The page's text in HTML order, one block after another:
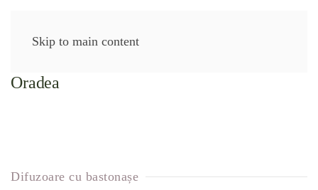
Skip to main content
Difuzoare cu bastonașe